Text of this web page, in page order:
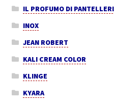
IL PROFUMO DI
INOX
JEAN ROBERT
KALI CREAM COLOR
KLINGE
KYARA